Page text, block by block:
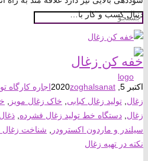
دنبال کسب و کار با…
خفه کن زغال
اکتبر 5, 2020 zoghalsanat اجاره کارگاه
زغال تولید زغال کبابی خاک زغال مویز
زغال دستگاه خط تولید زغال فشرده
سیلندر و ماردون اکسترودر
شناخت
نکته در تهیه زغال